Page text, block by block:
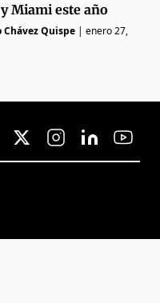
Miami este año
Chávez Quispe |enero 27,